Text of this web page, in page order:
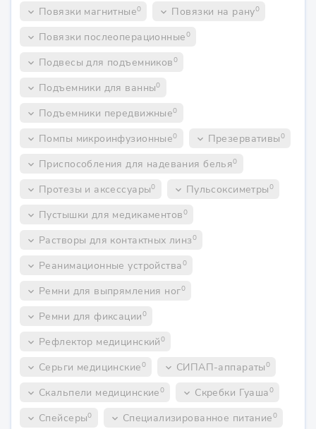
keyboard_arrow_down Повязки магнитные0 keyboard_arrow_down Повязки на рану0
keyboard_arrow_down Повязки послеоперационные0
keyboard_arrow_down Подвесы для подъемников0
keyboard_arrow_down Подъемники для ванны0
keyboard_arrow_down Подъемники передвижные0
keyboard_arrow_down Помпы микроинфузионные0 keyboard_arrow_down Презервативы0
keyboard_arrow_down Приспособления для надевания белья0
keyboard_arrow_down Протезы и аксессуары0 keyboard_arrow_down Пульсоксиметры0
keyboard_arrow_down Пустышки для медикаментов0
keyboard_arrow_down Растворы для контактных линз0
keyboard_arrow_down Реанимационные устройства0
keyboard_arrow_down Ремни для выпрямления ног0
keyboard_arrow_down Ремни для фиксации0
keyboard_arrow_down Рефлектор медицинский0
keyboard_arrow_down Серьги медицинские0 keyboard_arrow_down СИПАП-аппараты0
keyboard_arrow_down Скальпели медицинские0 keyboard_arrow_down Скребки Гуаша0
keyboard_arrow_down Спейсеры0 keyboard_arrow_down Специализированное питание0